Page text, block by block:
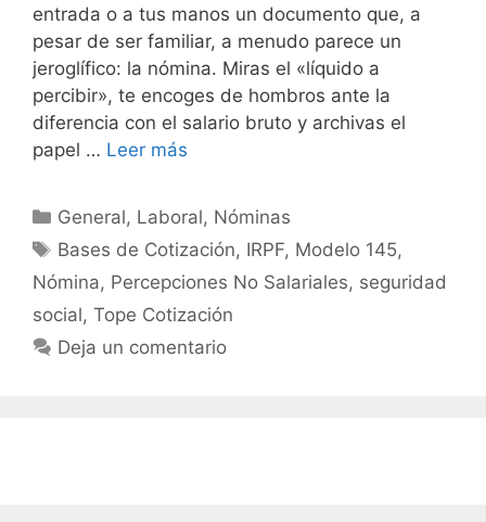
entrada o a tus manos un documento que, a
pesar de ser familiar, a menudo parece un
jeroglífico: la nómina. Miras el «líquido a
percibir», te encoges de hombros ante la
diferencia con el salario bruto y archivas el
papel … Leer más
Categorías
General, Laboral, Nóminas
Etiquetas
Bases de Cotización, IRPF, Modelo 145,
Nómina, Percepciones No Salariales, seguridad
social, Tope Cotización
Deja un comentario